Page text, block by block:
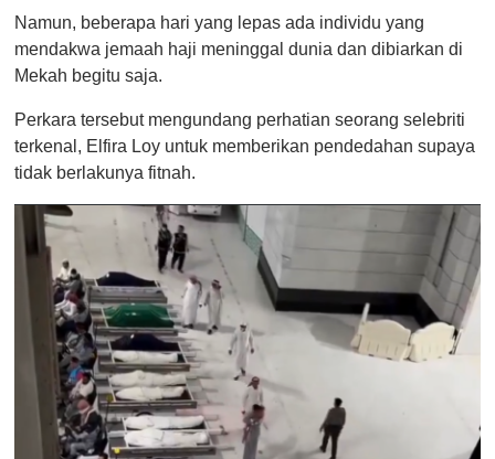
f
1
i
u
e
,
Namun, beberapa hari yang lepas ada individu yang
mendakwa jemaah haji meninggal dunia dan dibiarkan di
Mekah begitu saja.
Perkara tersebut mengundang perhatian seorang selebriti
terkenal, Elfira Loy untuk memberikan pendedahan supaya
tidak berlakunya fitnah.